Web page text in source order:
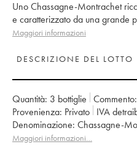
Uno Chassagne-Montrachet
e caratterizzato da una grande
Maggiori informazioni
DESCRIZIONE DEL LOTTO
Quantità: 3 bottiglie Commento:
Provenienza:
privato IVA
Denominazione:
Chassagne-
Proprietario: Paul Pillot (Domaine)
Maggiori informazioni…